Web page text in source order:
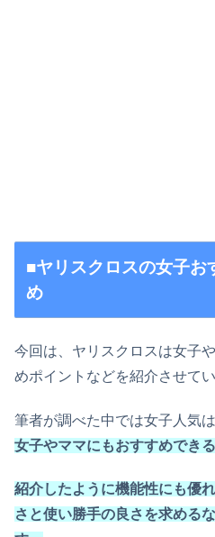
■ヤリスクロスの女子お
め
今回は、ヤリスクロスは女子
めポイントなどを紹介させて
筆者が調べた中では女子人気
女子やママにもおすすめでき
紹介したように機能性にも優
さと使い勝手の良さを求める